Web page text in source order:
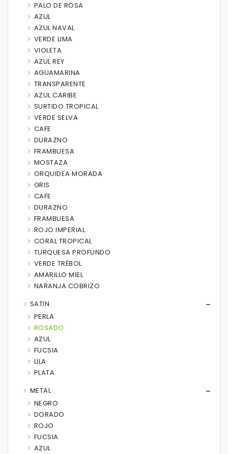
PALO DE ROSA
AZUL
AZUL NAVAL
VERDE LIMA
VIOLETA
AZUL REY
AGUAMARINA
TRANSPARENTE
AZUL CARIBE
SURTIDO TROPICAL
VERDE SELVA
CAFE
DURAZNO
FRAMBUESA
MOSTAZA
ORQUIDEA MORADA
GRIS
CAFE
DURAZNO
FRAMBUESA
ROJO IMPERIAL
CORAL TROPICAL
TURQUESA PROFUNDO
VERDE TRÉBOL
AMARILLO MIEL
NARANJA COBRIZO
SATIN
PERLA
ROSADO
AZUL
FUCSIA
LILA
PLATA
METAL
NEGRO
DORADO
ROJO
FUCSIA
AZUL